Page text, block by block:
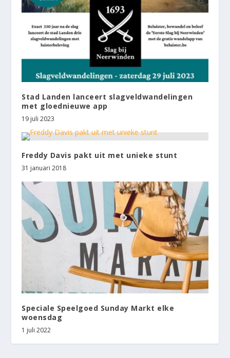
Stad Landen lanceert slagveldwandelingen
met gloednieuwe app
19 juli 2023
Freddy Davis pakt uit met unieke stunt
31 januari 2018
Speciale Speelgoed Sunday Markt elke
woensdag
1 juli 2022